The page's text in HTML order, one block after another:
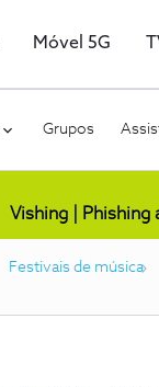
Móvel 5G
Grupos
Vishing | Phishing
Festivais de música